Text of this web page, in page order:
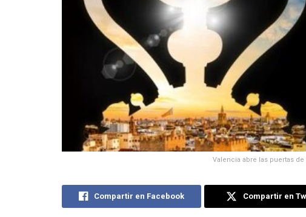
Valencia abre las puertas
Compartir en Facebook Compartir en